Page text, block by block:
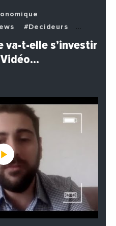
#Decideurs
#Economie
va-t-elle s’investir
Vidéo…